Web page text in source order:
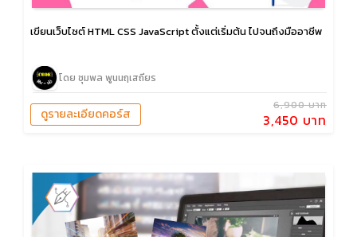
เขียนเว็บไซต์ HTML CSS JavaScript ตั้งแต่เริ่มต้น ไปจนถึงมืออาชีพ
โดย ชุมพล พูนนฤเสถียร
6,900 บาท
3,450 บาท
ดูรายละเอียดคอร์ส